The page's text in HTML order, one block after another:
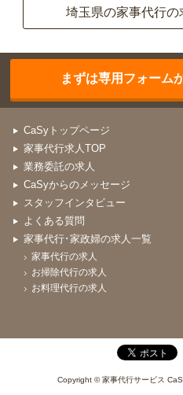
埼玉県の家事代行の
まずは専用フォーム
CaSyトップページ
家事代行求人TOP
業務委託の求人
CaSyからのメッセージ
スタッフインタビュー
よくある質問
家事代行･家政婦の求人一覧
家事代行の求人
お掃除代行の求人
お料理代行の求人
Copyright © 家事代行サービス